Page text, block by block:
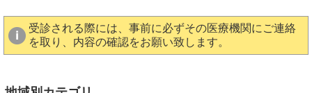
受診される際には、事前に必ずその医療機関にご連絡
を取り、内容の確認をお願い致します。